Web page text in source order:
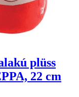
plüss
22 cm